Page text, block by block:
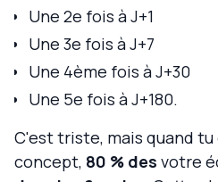
Une 2e fois à J+1
Une 3e fois à J+7
Une 4ème fois à J+30
Une 5e fois à J+180.
C'est triste, mais quand tu
concept, 80 % des votre